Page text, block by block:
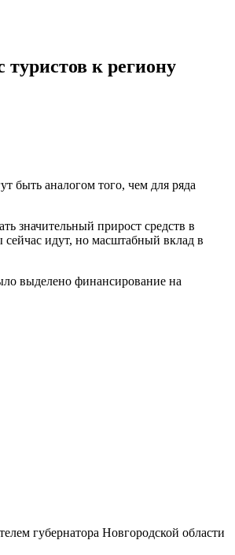
к региону
быть аналогом того, чем для ряда
значительный прирост средств в
идут, но масштабный вклад в
выделено финансирование на
губернатора Новгородской области